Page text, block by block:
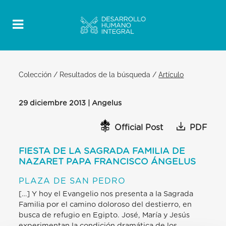
Colección / Resultados de la búsqueda /Artículo
29 diciembre 2013 | Angelus
Official Post PDF
FIESTA DE LA SAGRADA FAMILIA DE
NAZARET PAPA FRANCISCO ÁNGELUS
PLAZA DE SAN PEDRO
[…] Y hoy el Evangelio nos presenta a la Sagrada
Familia por el camino doloroso del destierro, en
busca de refugio en Egipto. José, María y Jesús